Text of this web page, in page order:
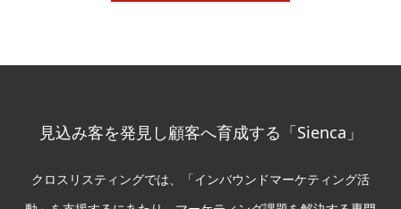
見込み客を発見し顧客へ育成する「Sienca」
クロスリスティングでは、「インバウンドマーケティング活